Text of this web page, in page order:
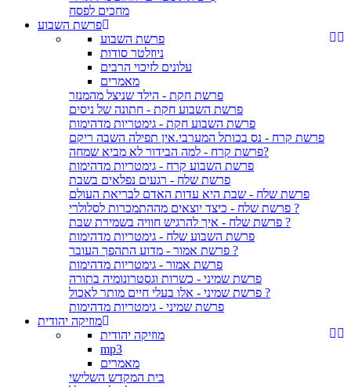
מחכים לפסח
פרשת השבוע
פרשת השבוע
ניוזלטר סודות
עלונים לזיכוי הרבים
מאמרים
פרשת חקת - הילד שניצל מהמנזר
פרשת השבוע חקת - חתונה של ניסים
פרשת השבוע חקת - גימטריות מדהימות
פרשת קרח - נס בכותל המערבי.אין תפילה השבה ריקם
פרשת קרח - למה הבידור לא מביא שמחה?
פרשת השבוע קרח - גימטריות מדהימות
פרשת שלח - רגעים נפלאים בשבת
פרשת שלח - שבת היא עדות האדם לבריאת העולם
פרשת שלח - כיצד יוצאים מההתמכרות לסלולרי ?
פרשת שלח - איך להרגיש חוויה בשמירת שבת ?
פרשת השבוע שלח - גימטריות מדהימות
פרשת אמור - מדוע התהפך העובר ?
פרשת אמור - גימטריות מדהימות
פרשת שמיני - כשרות וגסטרונומיה בתורה
פרשת שמיני - אלו בעלי חיים מותר לאכול ?
פרשת שמיני - גימטריות מדהימות
מוזיקה יהודית
מוזיקה יהודית
mp3
מאמרים
בית המקדש השלישי